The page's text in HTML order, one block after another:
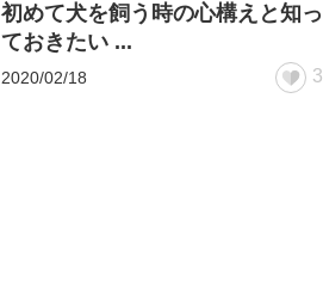
初めて犬を飼う時の心構えと知っ
ておきたい ...
2020/02/18 3